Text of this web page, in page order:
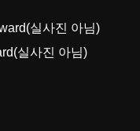
실사진 아님)